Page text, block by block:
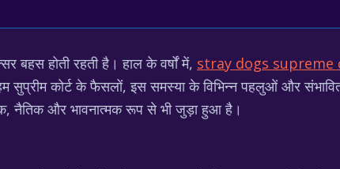
बहस होती रहती है। हाल के वर्षों में, stray dogs supreme
कोर्ट के फैसलों, इस समस्या के विभिन्न पहलुओं और संभावित
नैतिक और भावनात्मक रूप से भी जुड़ा हुआ है।